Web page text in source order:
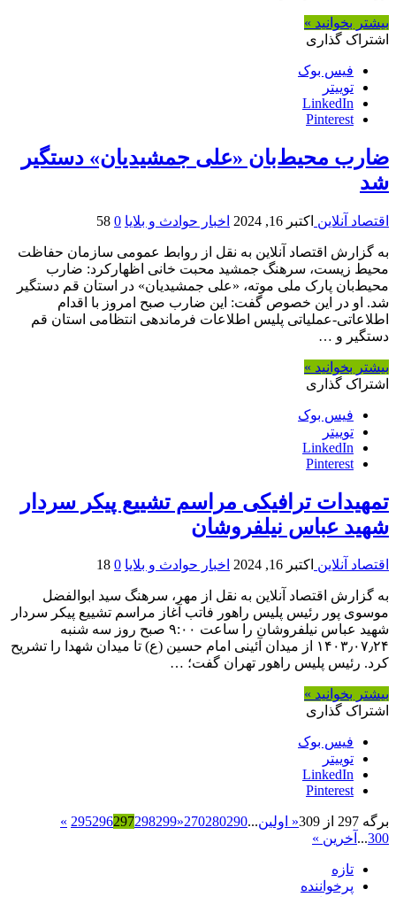
بیشتر بخوانید »
اشتراک گذاری
فیس بوک
توییتر
LinkedIn
Pinterest
ضارب محیط‌بان «علی جمشیدیان» دستگیر
شد
اقتصاد آنلاین اکتبر 16, 2024 اخبار حوادث و بلایا 0
58
به گزارش اقتصاد آنلاین به نقل از روابط عمومی سازمان حفاظت
محیط زیست، سرهنگ جمشید محبت خانی اظهارکرد: ضارب
محیط‌بان پارک ملی موته، «علی جمشیدیان» در استان قم دستگیر
شد. او در این خصوص گفت: این ضارب صبح امروز با اقدام
اطلاعاتی-عملیاتی پلیس اطلاعات فرماندهی انتظامی استان قم
دستگیر و …
بیشتر بخوانید »
اشتراک گذاری
فیس بوک
توییتر
LinkedIn
Pinterest
تمهیدات ترافیکی مراسم تشییع پیکر سردار
شهید عباس نیلفروشان
اقتصاد آنلاین اکتبر 16, 2024 اخبار حوادث و بلایا 0
18
به گزارش اقتصاد آنلاین به نقل از مهر، سرهنگ سید ابوالفضل
موسوی پور رئیس پلیس راهور فاتب آغاز مراسم تشییع پیکر سردار
شهید عباس نیلفروشان را ساعت ۹:۰۰ صبح روز سه شنبه
۱۴۰۳٫۰۷٫۲۴ از میدان آئینی امام حسین (ع) تا میدان شهدا را تشریح
کرد. رئیس پلیس راهور تهران گفت؛ …
بیشتر بخوانید »
اشتراک گذاری
فیس بوک
توییتر
LinkedIn
Pinterest
برگه 297 از 309 « اولین...
270280290
«
295296297298299
»
300
... آخرین »
تازه
پرخواننده